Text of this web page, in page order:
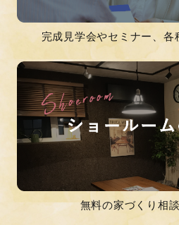
完成見学会やセミナー、各
無料の家づくり相